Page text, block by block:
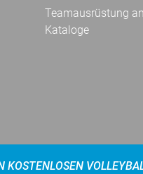
Teamausrüstung
Kataloge
KOSTENLOSEN